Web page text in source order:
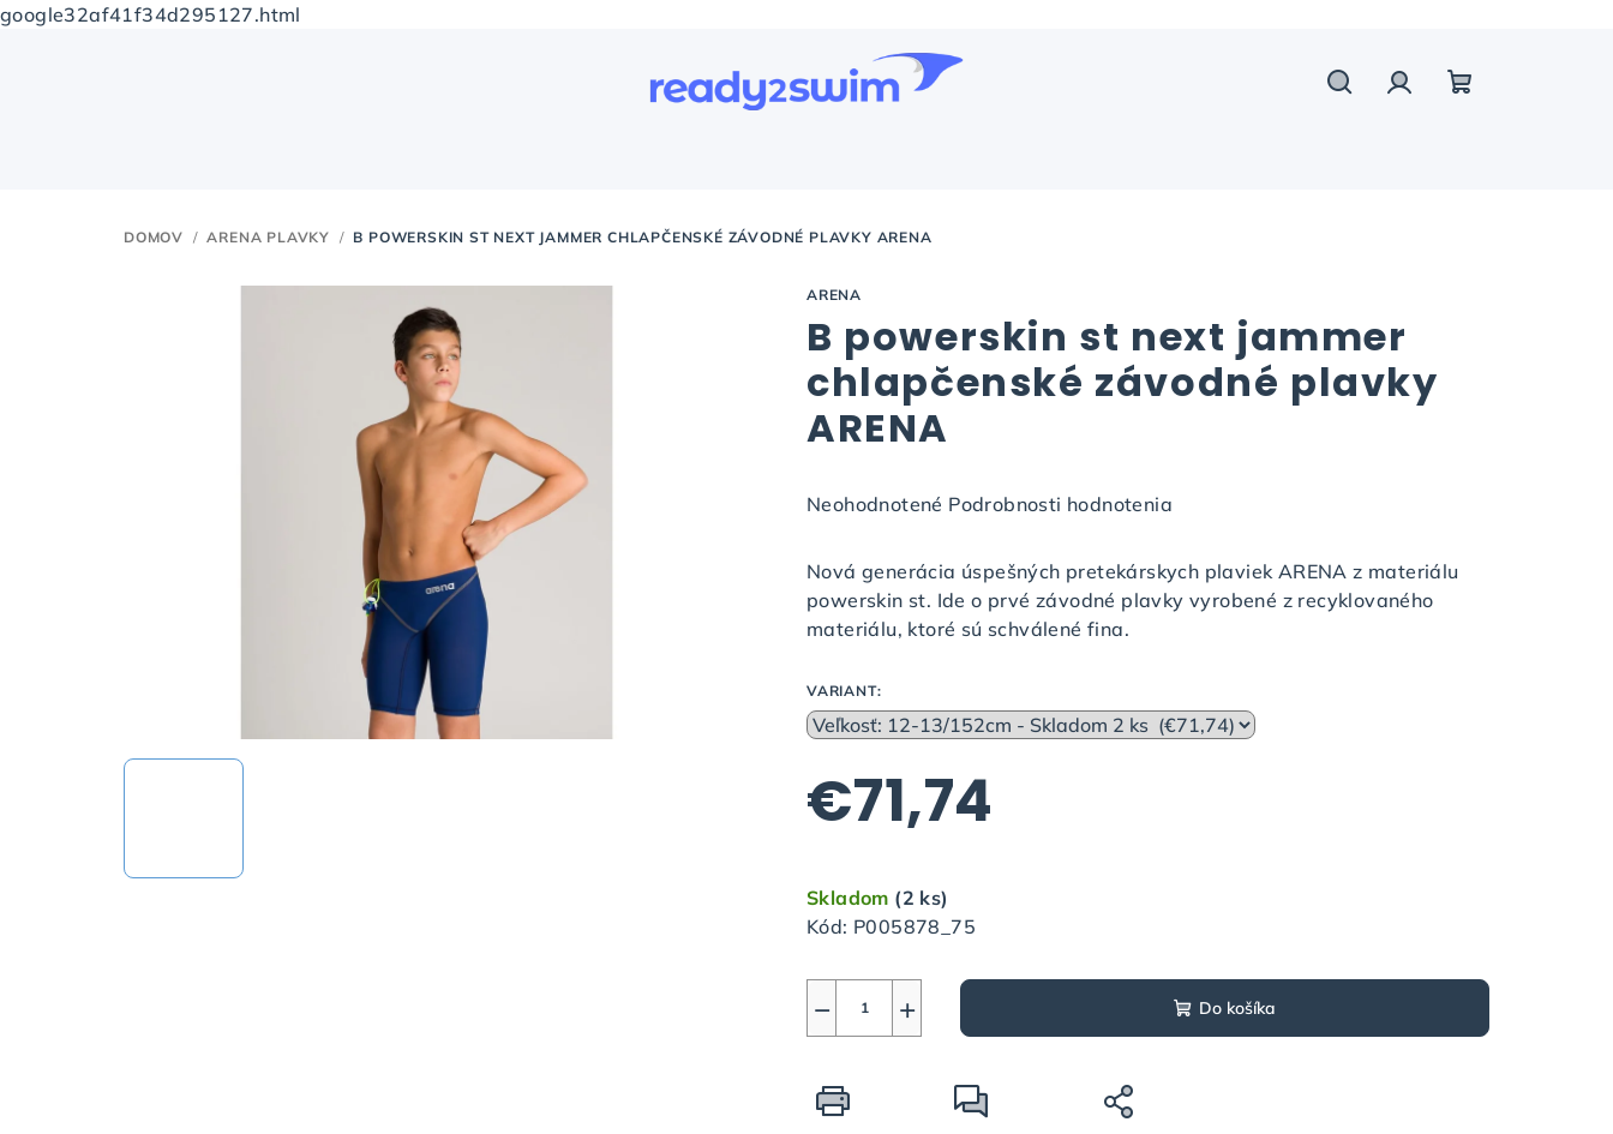
google32af41f34d295127.html
DOMOV / ARENA PLAVKY / B POWERSKIN ST NEXT JAMMER CHLAPČENSKÉ ZÁVODNÉ PLAVKY ARENA
ARENA
B powerskin st next jammer
chlapčenské závodné plavky
ARENA
Priemerné
produktu
0,0
hviezdičiek.
Neohodnotené Podrobnosti hodnotenia
Nová generácia úspešných pretekárskych plaviek ARENA z materiálu
powerskin st. Ide o prvé závodné plavky vyrobené z recyklovaného
materiálu, ktoré sú schválené fina.
VARIANT:
€71,74
cena:
Skladom (2 ks)
Kód: P005878_75
+
− Do košíka